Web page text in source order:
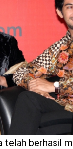
telah berhasil